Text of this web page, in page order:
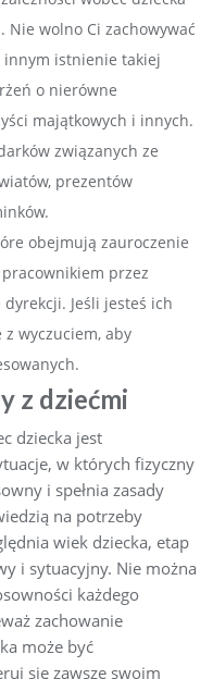
wolno Ci zachowywać
innym istnienie takiej
o nierówne
majątkowych i innych.
związanych ze
prezentów
obejmują zauroczenie
przez
Jeśli jesteś ich
wyczuciem, aby
z dziećmi
dziecka jest
w których fizyczny
i spełnia zasady
na potrzeby
wiek dziecka, etap
i sytuacyjny. Nie można
każdego
zachowanie
może być
się zawsze swoim